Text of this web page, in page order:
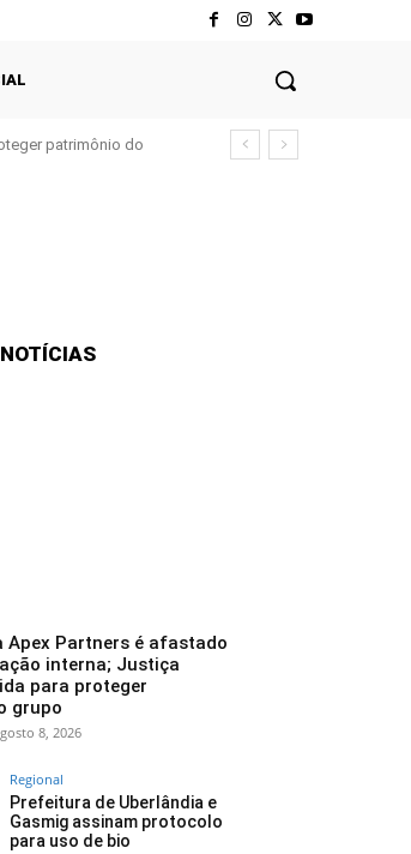
patrimônio do
Apex Partners é afastado
interna; Justiça
para proteger
grupo
8, 2026
Regional
Prefeitura de Uberlândia e
Gasmig assinam protocolo
para uso de bio